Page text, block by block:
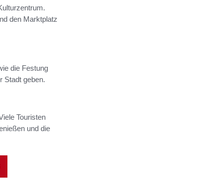
den Marktplatz
die Festung
Stadt geben.
Touristen
und die